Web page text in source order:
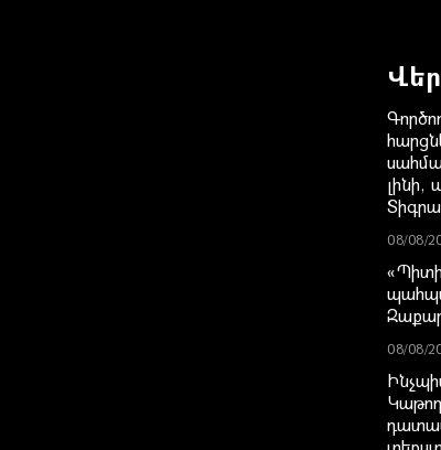
լինի,
08/08/
08/08/